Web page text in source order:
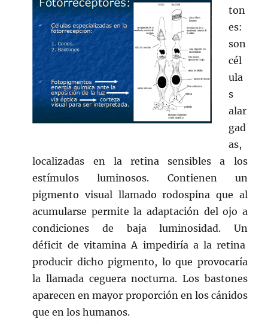
ton
es:
son
cél
ula
s
alar
gad
as,
localizadas en la retina sensibles a los
estímulos luminosos. Contienen un
pigmento visual llamado rodospina que al
acumularse permite la adaptación del ojo a
condiciones de baja luminosidad. Un
déficit de vitamina A impediría a la retina
producir dicho pigmento, lo que provocaría
la llamada ceguera nocturna. Los bastones
aparecen en mayor proporción en los cánidos
que en los humanos.